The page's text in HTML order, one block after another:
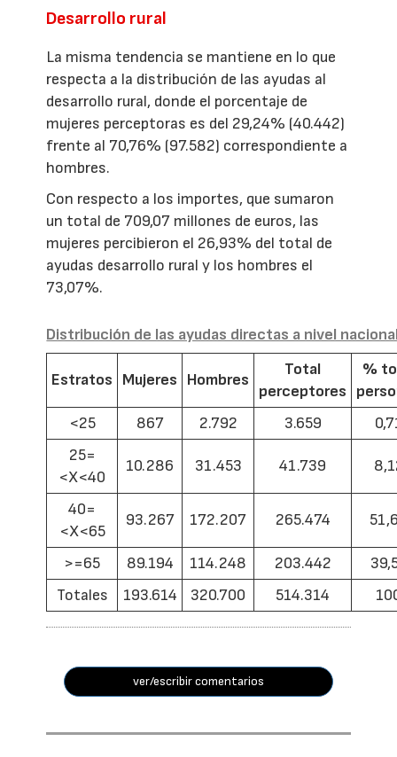
Desarrollo rural
La misma tendencia se mantiene en lo que
respecta a la distribución de las ayudas al
desarrollo rural, donde el porcentaje de
mujeres perceptoras es del 29,24% (40.442)
frente al 70,76% (97.582) correspondiente a
hombres.
Con respecto a los importes, que sumaron
un total de 709,07 millones de euros, las
mujeres percibieron el 26,93% del total de
ayudas desarrollo rural y los hombres el
73,07%.
Distribución de las ayudas directas a nivel
Estratos Mujeres Hombres
Total
perceptores
%
<25
867 2.792 3.659
25=
<X<40
10.286 31.453 41.739
40=
<X<65
93.267 172.207 265.474
>=65 89.194 114.248 203.442
Totales
193.614 320.700 514.314
ver/escribir comentarios